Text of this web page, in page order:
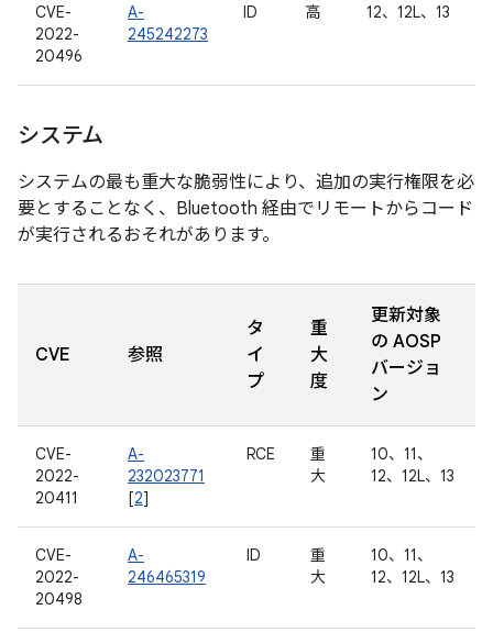
CVE-
2022-
20496
A-
245242273
ID 高 12、12L、13
システム
システムの最も重大な脆弱性により、追加の実行権限を必
要とすることなく、Bluetooth 経由でリモートからコード
が実行されるおそれがあります。
CVE 参照
タ
イ
プ
重
大
度
更新対象
の AOSP
バージョ
ン
CVE-
2022-
20411
A-
232023771
[2]
RCE
重
大
10、11、
12、12L、13
CVE-
2022-
20498
A-
246465319
ID
重
大
10、11、
12、12L、13